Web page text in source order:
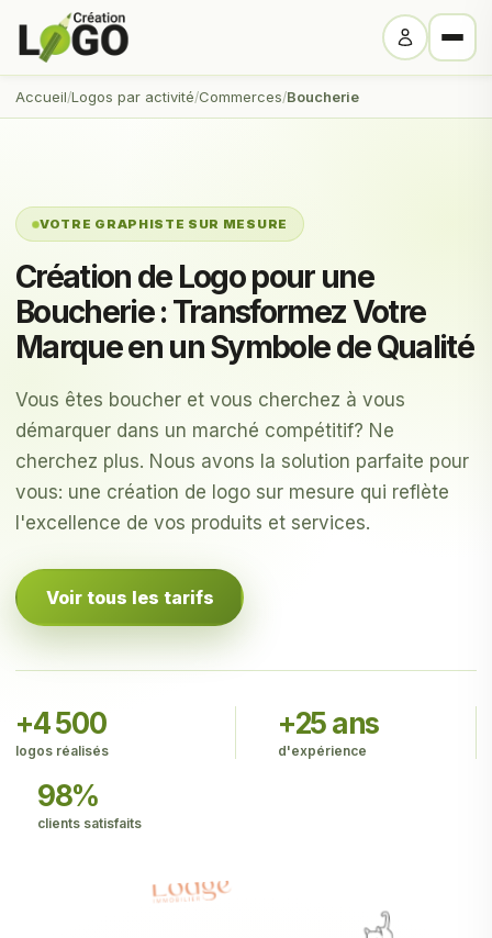
Accueil Logos par activité Commerces Boucherie
VOTRE GRAPHISTE SUR MESURE
Création de Logo pour une
Boucherie : Transformez Votre
Marque en un Symbole de Qualité
Vous êtes boucher et vous cherchez à vous
démarquer dans un marché compétitif? Ne
cherchez plus. Nous avons la solution parfaite pour
vous: une création de logo sur mesure qui reflète
l'excellence de vos produits et services.
Voir tous les tarifs
+4 500
logos réalisés
+25 ans
d'expérience
98%
clients satisfaits